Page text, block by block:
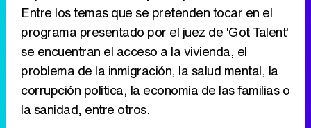
Entre los temas que se pretenden tocar en el
programa presentado por el juez de 'Got Talent'
se encuentran el acceso a la vivienda, el
problema de la inmigración, la salud mental, la
corrupción política, la economía de las familias o
la sanidad, entre otros.